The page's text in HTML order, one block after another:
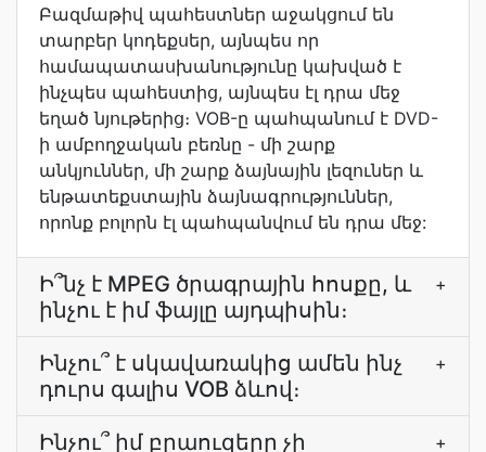
Բազմաթիվ պահեստներ աջակցում են
տարբեր կոդեքսեր, այնպես որ
համապատասխանությունը կախված է
ինչպես պահեստից, այնպես էլ դրա մեջ
եղած նյութերից։ VOB-ը պահպանում է DVD-
ի ամբողջական բեռնը - մի շարք
անկյուններ, մի շարք ձայնային լեզուներ և
ենթատեքստային ձայնագրություններ,
որոնք բոլորն էլ պահպանվում են դրա մեջ:
Ի՞նչ է MPEG ծրագրային հոսքը, և
ինչու է իմ ֆայլը այդպիսին։
+
Ինչու՞ է սկավառակից ամեն ինչ
դուրս գալիս VOB ձևով։
+
Ինչու՞ իմ բրաուզերը չի
+